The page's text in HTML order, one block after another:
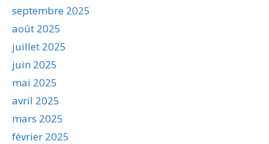
septembre 2025
août 2025
juillet 2025
juin 2025
mai 2025
avril 2025
mars 2025
février 2025